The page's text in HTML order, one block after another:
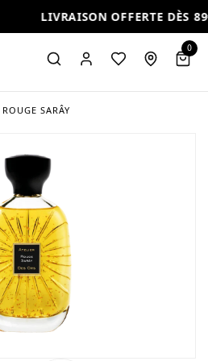
LIVRAISON OFFERTE DÈS
0
SARÂY